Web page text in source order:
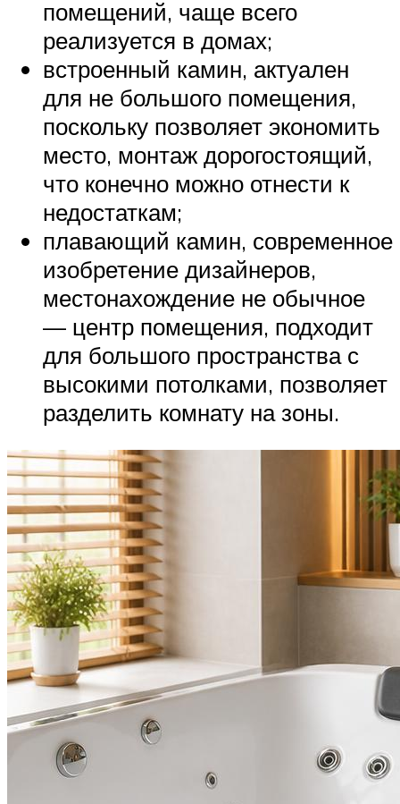
помещений, чаще всего
реализуется в домах;
встроенный камин, актуален
для не большого помещения,
поскольку позволяет экономить
место, монтаж дорогостоящий,
что конечно можно отнести к
недостаткам;
плавающий камин, современное
изобретение дизайнеров,
местонахождение не обычное
— центр помещения, подходит
для большого пространства с
высокими потолками, позволяет
разделить комнату на зоны.